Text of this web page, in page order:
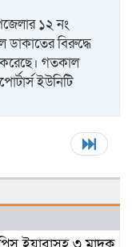
১২ নং
বিরুদ্ধে
গতকাল
ইউনিটি